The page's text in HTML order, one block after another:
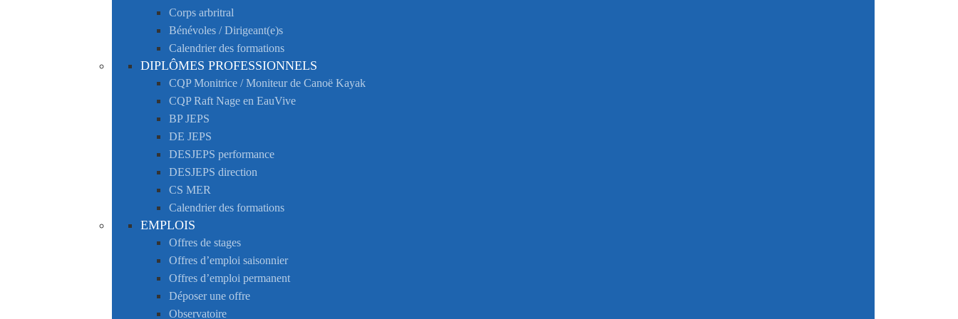
Corps arbritral
Bénévoles / Dirigeant(e)s
Calendrier des formations
DIPLÔMES PROFESSIONNELS
CQP Monitrice / Moniteur de Canoë Kayak
CQP Raft Nage en EauVive
BP JEPS
DE JEPS
DESJEPS performance
DESJEPS direction
CS MER
Calendrier des formations
EMPLOIS
Offres de stages
Offres d’emploi saisonnier
Offres d’emploi permanent
Déposer une offre
Observatoire